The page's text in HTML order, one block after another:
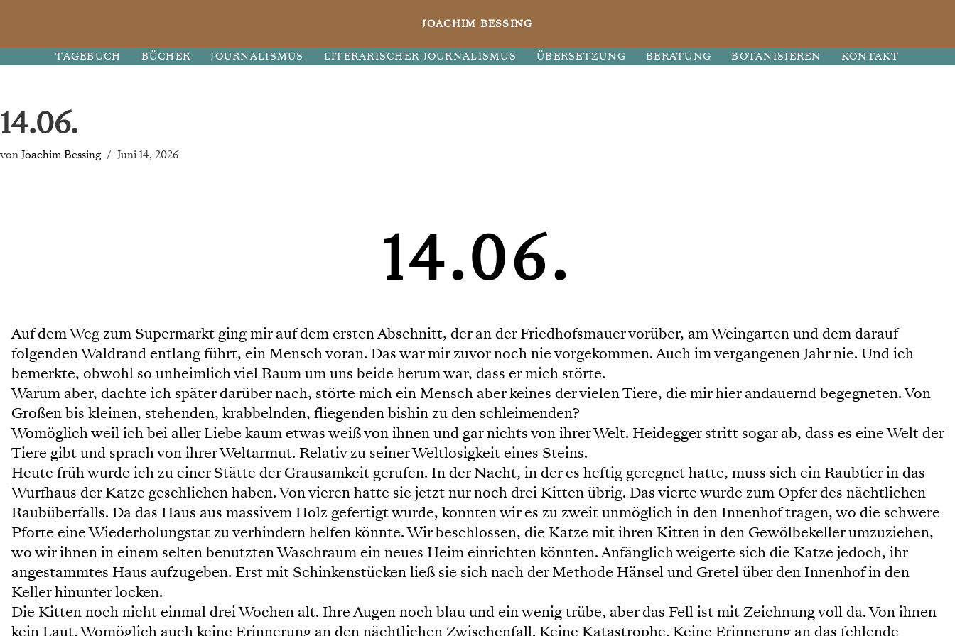
JOACHIM BESSING
TAGEBUCH BÜCHER JOURNALISMUS LITERARISCHER JOURNALISMUS ÜBERSETZUNG BERATUNG BOTANISIEREN KONTAKT
14.06.
vonJoachim Bessing Juni 14, 2026
14.06.
Auf dem Weg zum Supermarkt ging mir auf dem ersten Abschnitt, der an der Friedhofsmauer vorüber, am Weingarten und dem darauf
folgenden Waldrand entlang führt, ein Mensch voran. Das war mir zuvor noch nie vorgekommen. Auch im vergangenen Jahr nie. Und ich
bemerkte, obwohl so unheimlich viel Raum um uns beide herum war, dass er mich störte.
Warum aber, dachte ich später darüber nach, störte mich ein Mensch aber keines der vielen Tiere, die mir hier andauernd begegneten. Von
Großen bis kleinen, stehenden, krabbelnden, fliegenden bishin zu den schleimenden?
Womöglich weil ich bei aller Liebe kaum etwas weiß von ihnen und gar nichts von ihrer Welt. Heidegger stritt sogar ab, dass es eine Welt der
Tiere gibt und sprach von ihrer Weltarmut. Relativ zu seiner Weltlosigkeit eines Steins.
Heute früh wurde ich zu einer Stätte der Grausamkeit gerufen. In der Nacht, in der es heftig geregnet hatte, muss sich ein Raubtier in das
Wurfhaus der Katze geschlichen haben. Von vieren hatte sie jetzt nur noch drei Kitten übrig. Das vierte wurde zum Opfer des nächtlichen
Raubüberfalls. Da das Haus aus massivem Holz gefertigt wurde, konnten wir es zu zweit unmöglich in den Innenhof tragen, wo die schwere
Pforte eine Wiederholungstat zu verhindern helfen könnte. Wir beschlossen, die Katze mit ihren Kitten in den Gewölbekeller umzuziehen,
wo wir ihnen in einem selten benutzten Waschraum ein neues Heim einrichten könnten. Anfänglich weigerte sich die Katze jedoch, ihr
angestammtes Haus aufzugeben. Erst mit Schinkenstücken ließ sie sich nach der Methode Hänsel und Gretel über den Innenhof in den
Keller hinunter locken.
Die Kitten noch nicht einmal drei Wochen alt. Ihre Augen noch blau und ein wenig trübe, aber das Fell ist mit Zeichnung voll da. Von ihnen
kein Laut. Womöglich auch keine Erinnerung an den nächtlichen Zwischenfall. Keine Katastrophe. Keine Erinnerung an das fehlende